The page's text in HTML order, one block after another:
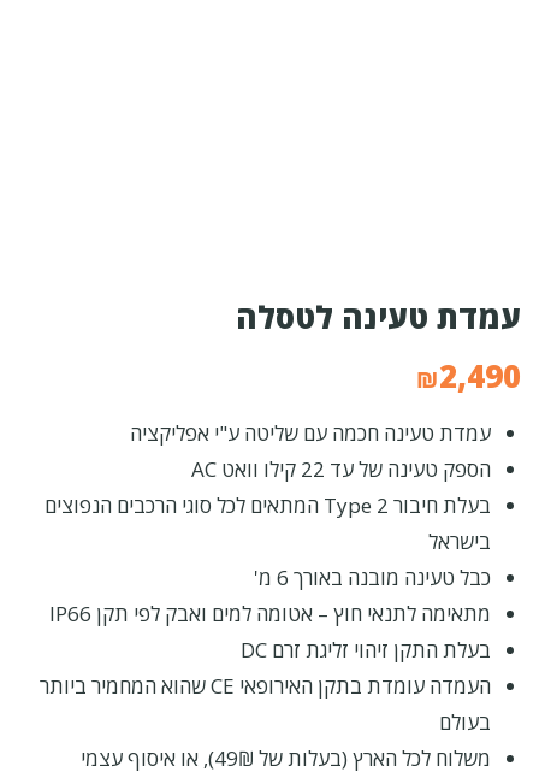
עמדת טעינה לטסלה
₪2,490
עמדת טעינה חכמה עם שליטה ע"י אפליקציה
הספק טעינה של עד 22 קילו וואט AC
בעלת חיבור Type 2 המתאים לכל סוגי הרכבים הנפוצים
בישראל
כבל טעינה מובנה באורך 6 מ'
מתאימה לתנאי חוץ – אטומה למים ואבק לפי תקן IP66
בעלת התקן זיהוי זליגת זרם DC
העמדה עומדת בתקן האירופאי CE שהוא המחמיר ביותר
בעולם
משלוח לכל הארץ (בעלות של 49₪), או איסוף עצמי